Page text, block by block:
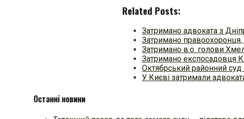
Related Posts:
Затримано адвоката з
Затримано правоохоронця,
Затримано в.о. голови
Затримано експосадовця
Октябрський районний
У Києві затримали
Останні новини